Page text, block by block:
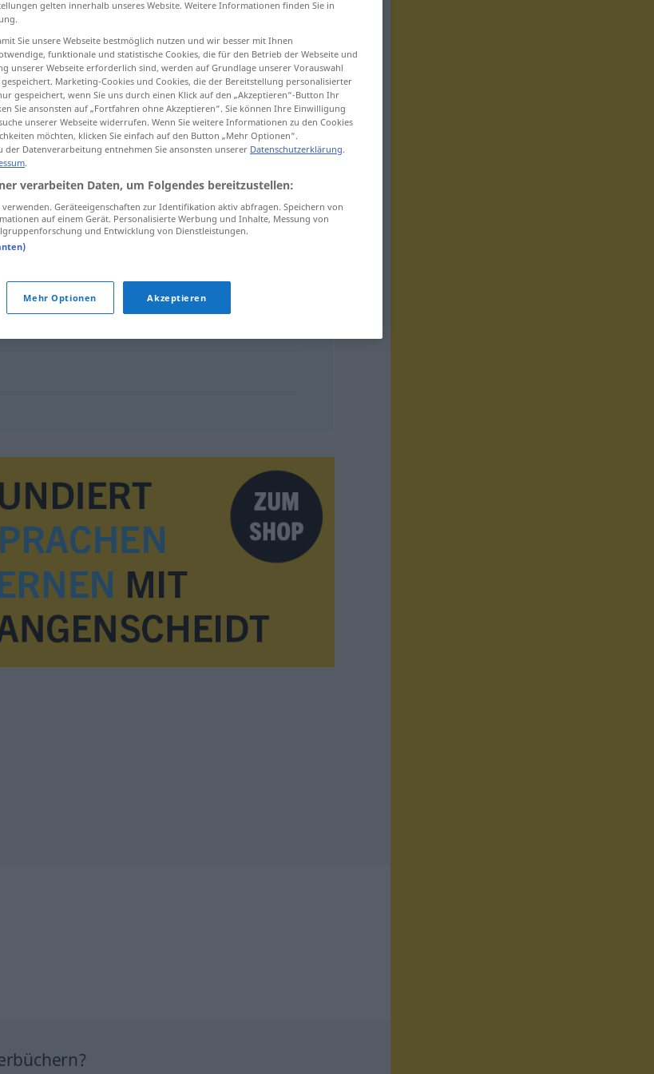
aushändigen
gelten innerhalb unseres Website. Weitere Informationen finden Sie in
Sie unsere Webseite bestmöglich nutzen und wir besser mit Ihnen
funktionale und statistische Cookies, die für den Betrieb der Webseite und
unserer Webseite erforderlich sind, werden auf Grundlage unserer Vorauswahl
Marketing-Cookies und Cookies, die der Bereitstellung personalisierter
gespeichert, wenn Sie uns durch einen Klick auf den „Akzeptieren“-Button Ihr
Sie ansonsten auf „Fortfahren ohne Akzeptieren“. Sie können Ihre Einwilligung
unserer Webseite widerrufen. Wenn Sie weitere Informationen zu den Cookies
möchten, klicken Sie einfach auf den Button „Mehr Optionen“.
der Datenverarbeitung entnehmen Sie ansonsten unserer Datenschutzerklärung.
.
verarbeiten Daten, um Folgendes bereitzustellen:
verwenden. Geräteeigenschaften zur Identifikation aktiv abfragen. Speichern von
auf einem Gerät. Personalisierte Werbung und Inhalte, Messung von
und Entwicklung von Dienstleistungen.
Mehr Optionen Akzeptieren